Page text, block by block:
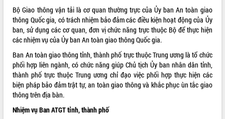
Hôm nay:
18444
Tất cả:
65994586
Bộ Giao thông vận tải là cơ quan thường trực của Ủy ban An toàn giao
thông Quốc gia, có trách nhiệm bảo đảm các điều kiện hoạt động của Ủy
ban, sử dụng các cơ quan, đơn vị chức năng trực thuộc Bộ để thực hiện
các nhiệm vụ của Ủy ban An toàn giao thông Quốc gia.
Ban An toàn giao thông tỉnh, thành phố trực thuộc Trung ương là tổ chức
phối hợp liên ngành, có chức năng giúp Chủ tịch Ủy ban nhân dân tỉnh,
thành phố trực thuộc Trung ương chỉ đạo việc phối hợp thực hiện các
biện pháp bảo đảm trật tự, an toàn giao thông và khắc phục ùn tắc giao
thông trên địa bàn.
Nhiệm vụ Ban ATGT tỉnh, thành phố